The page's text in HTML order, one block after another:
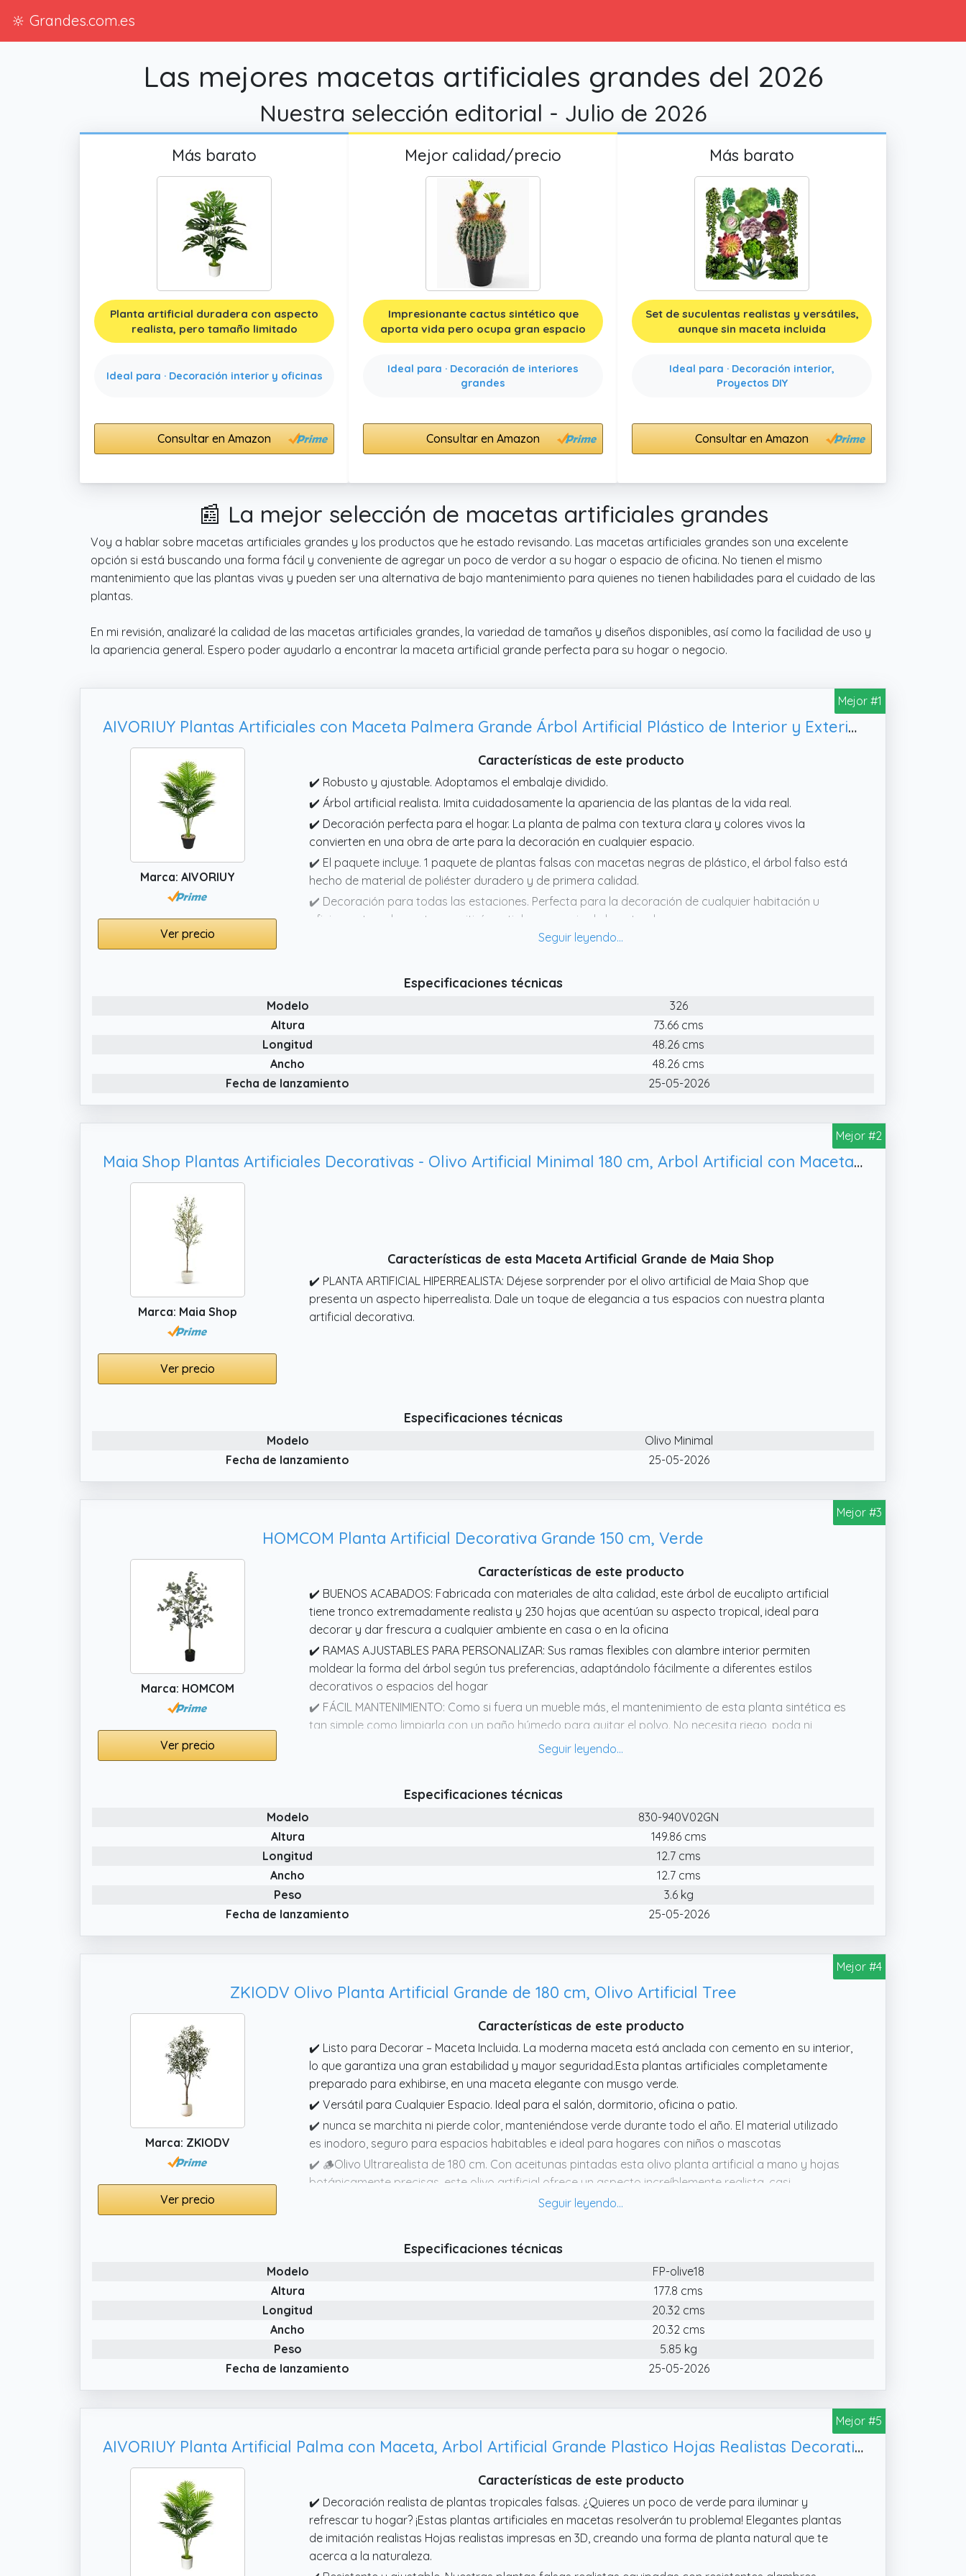
🔆 Grandes.com.es
Las mejores macetas artificiales grandes del 2026
Nuestra selección editorial - Julio de 2026
Más barato
Planta artificial duradera con aspecto
realista, pero tamaño limitado
Ideal para · Decoración interior y oficinas
Consultar en Amazon
Mejor calidad/precio
Impresionante cactus sintético que
aporta vida pero ocupa gran espacio
Ideal para · Decoración de interiores
grandes
Consultar en Amazon
Más barato
Set de suculentas realistas y versátiles,
aunque sin maceta incluida
Ideal para · Decoración interior,
Proyectos DIY
Consultar en Amazon
📰 La mejor selección de macetas artificiales grandes
Voy a hablar sobre macetas artificiales grandes y los productos que he estado revisando. Las macetas artificiales grandes son una excelente
opción si está buscando una forma fácil y conveniente de agregar un poco de verdor a su hogar o espacio de oficina. No tienen el mismo
mantenimiento que las plantas vivas y pueden ser una alternativa de bajo mantenimiento para quienes no tienen habilidades para el cuidado de las
plantas.
En mi revisión, analizaré la calidad de las macetas artificiales grandes, la variedad de tamaños y diseños disponibles, así como la facilidad de uso y
la apariencia general. Espero poder ayudarlo a encontrar la maceta artificial grande perfecta para su hogar o negocio.
Mejor #1
AIVORIUY Plantas Artificiales con Maceta Palmera Grande Árbol Artificial Plástico de Interior y Exterior Decoración para del Hogar, Dormitorio Baño (80cm Alto Palma Grande)
Marca: AIVORIUY
Ver precio
Características de este producto
✔️ Robusto y ajustable. Adoptamos el embalaje dividido.
✔️ Árbol artificial realista. Imita cuidadosamente la apariencia de las plantas de la vida real.
✔️ Decoración perfecta para el hogar. La planta de palma con textura clara y colores vivos la
convierten en una obra de arte para la decoración en cualquier espacio.
✔️ El paquete incluye. 1 paquete de plantas falsas con macetas negras de plástico, el árbol falso está
hecho de material de poliéster duradero y de primera calidad.
✔️ Decoración para todas las estaciones. Perfecta para la decoración de cualquier habitación u
oficina, esta palmera te permitirá sentir la presencia de la naturaleza.
Especificaciones técnicas
Modelo
326
Altura
73.66 cms
Longitud
48.26 cms
Ancho
48.26 cms
Fecha de lanzamiento
25-05-2026
Mejor #2
Maia Shop Plantas Artificiales Decorativas - Olivo Artificial Minimal 180 cm, Arbol Artificial con Maceta de Plástico incluida
Marca: Maia Shop
Ver precio
Características de esta Maceta Artificial Grande de Maia Shop
✔️ PLANTA ARTIFICIAL HIPERREALISTA: Déjese sorprender por el olivo artificial de Maia Shop que
presenta un aspecto hiperrealista. Dale un toque de elegancia a tus espacios con nuestra planta
artificial decorativa.
Especificaciones técnicas
Modelo
Olivo Minimal
Fecha de lanzamiento
25-05-2026
Mejor #3
HOMCOM Planta Artificial Decorativa Grande 150 cm, Verde
Marca: HOMCOM
Ver precio
Características de este producto
✔️ BUENOS ACABADOS: Fabricada con materiales de alta calidad, este árbol de eucalipto artificial
tiene tronco extremadamente realista y 230 hojas que acentúan su aspecto tropical, ideal para
decorar y dar frescura a cualquier ambiente en casa o en la oficina
✔️ RAMAS AJUSTABLES PARA PERSONALIZAR: Sus ramas flexibles con alambre interior permiten
moldear la forma del árbol según tus preferencias, adaptándolo fácilmente a diferentes estilos
decorativos o espacios del hogar
✔️ FÁCIL MANTENIMIENTO: Como si fuera un mueble más, el mantenimiento de esta planta sintética es
tan simple como limpiarla con un paño húmedo para quitar el polvo. No necesita riego, poda ni
fertilizantes como las plantas naturales, ni se marchita ni requiere luz
decorativo muy realista
✔️ MEDIDAS TOTALES: Altura total: 150 cm. Medidas de la maceta: Ø15x12,5 cm.
Especificaciones técnicas
Modelo
830-940V02GN
Altura
149.86 cms
Longitud
12.7 cms
Ancho
12.7 cms
Peso
3.6 kg
Fecha de lanzamiento
25-05-2026
Mejor #4
ZKIODV Olivo Planta Artificial Grande de 180 cm, Olivo Artificial Tree
Marca: ZKIODV
Ver precio
Características de este producto
✔️ Listo para Decorar – Maceta Incluida. La moderna maceta está anclada con cemento en su interior,
lo que garantiza una gran estabilidad y mayor seguridad.Esta plantas artificiales completamente
preparado para exhibirse, en una maceta elegante con musgo verde.
✔️ Versátil para Cualquier Espacio. Ideal para el salón, dormitorio, oficina o patio.
✔️ nunca se marchita ni pierde color, manteniéndose verde durante todo el año. El material utilizado
es inodoro, seguro para espacios habitables e ideal para hogares con niños o mascotas
✔️ 🪵Olivo Ultrarealista de 180 cm. Con aceitunas pintadas esta olivo planta artificial a mano y hojas
botánicamente precisas, este olivo artificial ofrece un aspecto increíblemente realista, casi
indistinguible de uno natural, aportando un toque auténtico a cualquier espacio
Especificaciones técnicas
Modelo
FP-olive18
Altura
177.8 cms
Longitud
20.32 cms
Ancho
20.32 cms
Peso
5.85 kg
Fecha de lanzamiento
25-05-2026
Mejor #5
AIVORIUY Planta Artificial Palma con Maceta, Arbol Artificial Grande Plastico Hojas Realistas Decorativa para Interior y Exterior Hogar Salón Oficina Dormitorio (80cm Verde Palma)
Características de este producto
✔️ Decoración realista de plantas tropicales falsas. ¿Quieres un poco de verde para iluminar y
refrescar tu hogar? ¡Estas plantas artificiales en macetas resolverán tu problema! Elegantes plantas
de imitación realistas Hojas realistas impresas en 3D, creando una forma de planta natural que te
acerca a la naturaleza.